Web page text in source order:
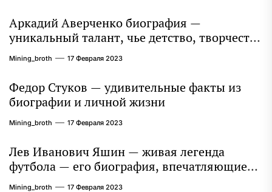
Аркадий Аверченко биография —
уникальный талант, чье детство, творчество
и литературное наследие продолжают
восхищать миллионы
Mining_broth 17 Февраля 2023
Федор Стуков — удивительные факты из
биографии и личной жизни
Mining_broth 17 Февраля 2023
Лев Иванович Яшин — живая легенда
футбола — его биография, впечатляющие
достижения и интересная личная жизнь
Mining_broth 17 Февраля 2023